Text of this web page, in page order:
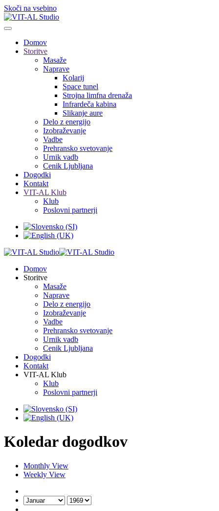
Skoči na vsebino
Domov
Storitve
Masaže
Naprave
Kolarij
Space tunel
Strojna limfna drenaža
Infrardeča kabina
Slikanje aure
Delo z energijo
Izobraževanje
Vadbe
Prehransko svetovanje
Urnik vadb
Cenik Ljubljana
Dogodki
Kontakt
VIT-AL Klub
Klub
Poslovni partnerji
Domov
Storitve
Masaže
Naprave
Delo z energijo
Izobraževanje
Vadbe
Prehransko svetovanje
Urnik vadb
Cenik Ljubljana
Dogodki
Kontakt
VIT-AL Klub
Klub
Poslovni partnerji
Koledar dogodkov
Monthly View
Weekly View